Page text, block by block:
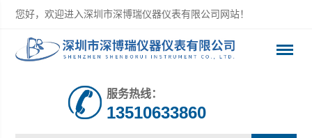
您好，欢迎进入深圳市深博瑞仪器仪表有限公司网站！
服务热线：
13510633860